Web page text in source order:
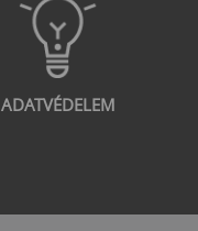
ADATVÉDELEM